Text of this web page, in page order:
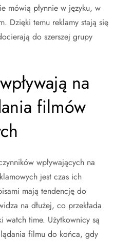
mówią płynnie w języku, w
Dzięki temu reklamy stają się
do szerszej grupy
na
filmów
wpływających na
jest czas ich
mają tendencję do
na dłużej, co przekłada
watch time. Użytkownicy są
filmu do końca, gdy